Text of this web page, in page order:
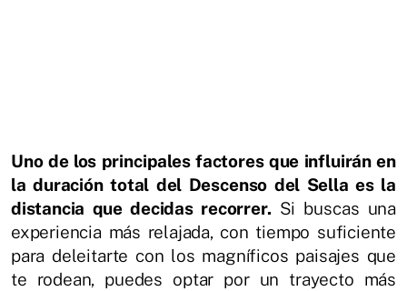
Uno de los principales factores que influirán en
la duración total del Descenso del Sella es la
distancia que decidas recorrer. Si buscas una
experiencia más relajada, con tiempo suficiente
para deleitarte con los magníficos paisajes que
te rodean, puedes optar por un trayecto más